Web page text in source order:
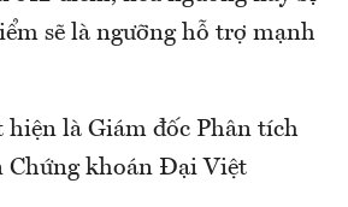
sẽ là ngưỡng hỗ trợ mạnh
hiện là Giám đốc Phân tích
Chứng khoán Đại Việt